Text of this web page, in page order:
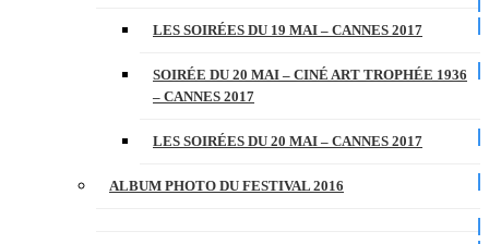
LES SOIRÉES DU 19 MAI – CANNES 2017
SOIRÉE DU 20 MAI – CINÉ ART TROPHÉE 1936
– CANNES 2017
LES SOIRÉES DU 20 MAI – CANNES 2017
ALBUM PHOTO DU FESTIVAL 2016